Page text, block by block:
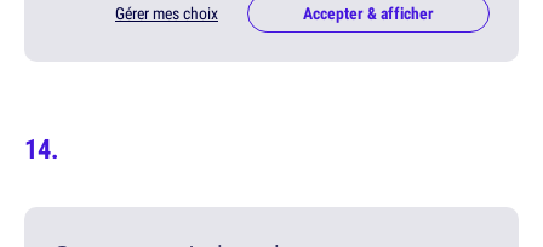
Gérer mes choix Accepter & afficher